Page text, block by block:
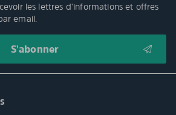
les lettres d'informations et offres
email.